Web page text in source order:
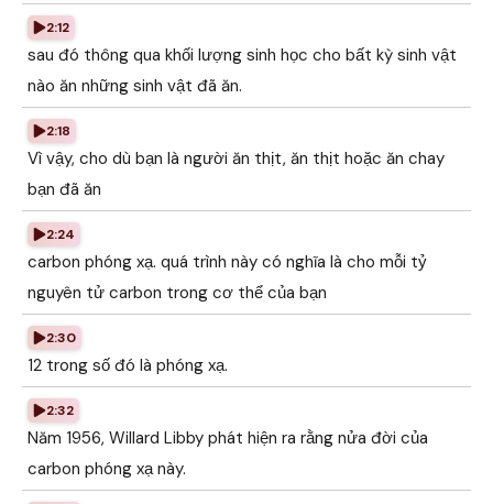
2:12
sau đó thông qua khối lượng sinh học cho bất kỳ sinh vật
nào ăn những sinh vật đã ăn.
2:18
Vì vậy, cho dù bạn là người ăn thịt, ăn thịt hoặc ăn chay
bạn đã ăn
2:24
carbon phóng xạ. quá trình này có nghĩa là cho mỗi tỷ
nguyên tử carbon trong cơ thể của bạn
2:30
12 trong số đó là phóng xạ.
2:32
Năm 1956, Willard Libby phát hiện ra rằng nửa đời của
carbon phóng xạ này.